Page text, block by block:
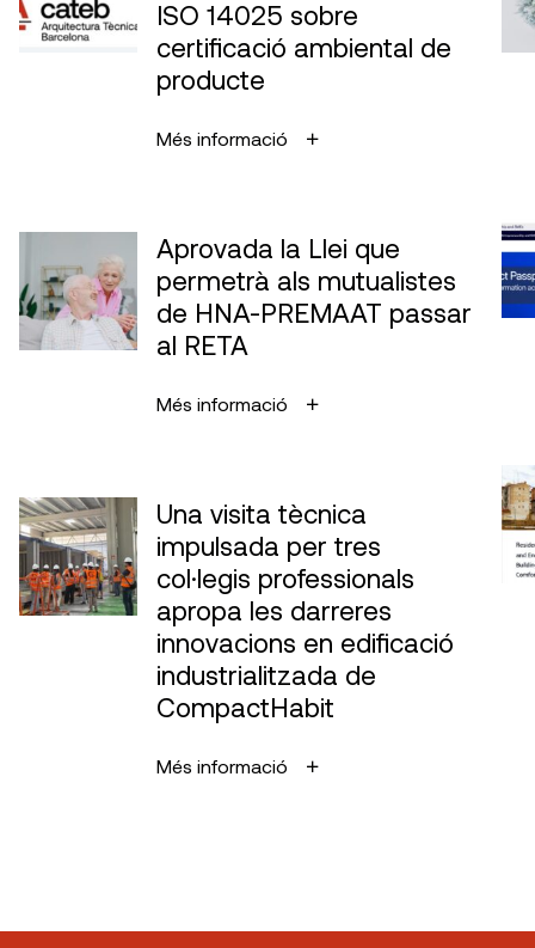
ISO 14025 sobre
certificació ambiental de
producte
Més informació
Aprovada la Llei que
permetrà als mutualistes
de HNA-PREMAAT passar
al RETA
Més informació
Una visita tècnica
impulsada per tres
col·legis professionals
apropa les darreres
innovacions en edificació
industrialitzada de
CompactHabit
Més informació